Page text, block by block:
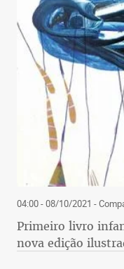
04:00 - 08/10/2021 -
Primeiro livro
nova edição